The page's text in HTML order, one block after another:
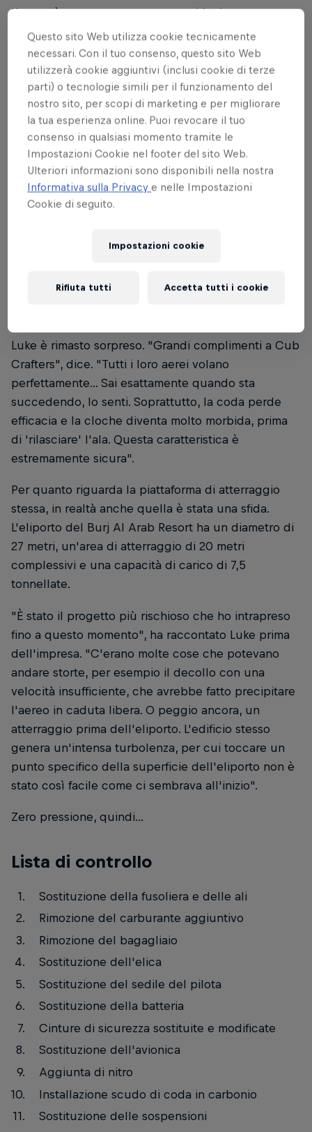
L'aereo è stato sottoposto a una riduzione estrema
del peso. Ogni vite che poteva essere rimossa e
sostituita è stata sostituita con un'altra più leggera
in titanio. Anche il pannello, il sedile, le ruote e
persino il rivestimento sono stati sostituiti con
versioni più leggere. Il flusso d'aria intorno alla
coda dell'aereo è stato leggermente modificato per
mantenere il controllo anche a velocità inferiori.
Sono state compiute altre modifiche, tra cui
l'aggiunta di nitroglicerina, per aumentare
temporaneamente la potenza del motore di 50 CV,
portanza alla coda a una velocità ancora più ridotta,
carburante nella parte posteriore dell'aereo,
Luke è rimasto sorpreso. "Grandi complimenti a Cub
Crafters", dice. "Tutti i loro aerei volano
perfettamente... Sai esattamente quando sta
succedendo, lo senti. Soprattutto, la coda perde
efficacia e la cloche diventa molto morbida, prima
di 'rilasciare' l'ala. Questa caratteristica è
estremamente sicura".
Per quanto riguarda la piattaforma di atterraggio
stessa, in realtà anche quella è stata una sfida.
L'eliporto del Burj Al Arab Resort ha un diametro di
27 metri, un'area di atterraggio di 20 metri
complessivi e una capacità di carico di 7,5
tonnellate.
"È stato il progetto più rischioso che ho intrapreso
fino a questo momento", ha raccontato Luke prima
dell'impresa. "C'erano molte cose che potevano
andare storte, per esempio il decollo con una
velocità insufficiente, che avrebbe fatto precipitare
l'aereo in caduta libera. O peggio ancora, un
atterraggio prima dell'eliporto. L'edificio stesso
genera un'intensa turbolenza, per cui toccare un
punto specifico della superficie dell'eliporto non è
stato così facile come ci sembrava all'inizio".
Zero pressione, quindi...
Lista di controllo
Sostituzione della fusoliera e delle ali
Rimozione del carburante aggiuntivo
Rimozione del bagagliaio
Sostituzione dell'elica
Sostituzione del sedile del pilota
Sostituzione della batteria
Cinture di sicurezza sostituite e modificate
Sostituzione dell'avionica
Aggiunta di nitro
Installazione scudo di coda in carbonio
Sostituzione delle sospensioni
Questo sito Web utilizza cookie tecnicamente
necessari. Con il tuo consenso, questo sito Web
utilizzerà cookie aggiuntivi (inclusi cookie di terze
parti) o tecnologie simili per il funzionamento del
nostro sito, per scopi di marketing e per migliorare
la tua esperienza online. Puoi revocare il tuo
consenso in qualsiasi momento tramite le
Impostazioni Cookie nel footer del sito Web.
Ulteriori informazioni sono disponibili nella nostra
Informativa sulla Privacye nelle Impostazioni
Cookie di seguito.
Impostazioni cookie
Rifiuta tutti Accetta tutti i cookie